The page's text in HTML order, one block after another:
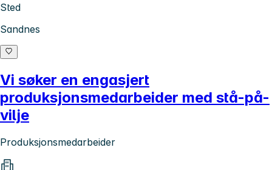
Sted
Sandnes
Vi søker en engasjert
produksjonsmedarbeider med stå-på-
vilje
Produksjonsmedarbeider